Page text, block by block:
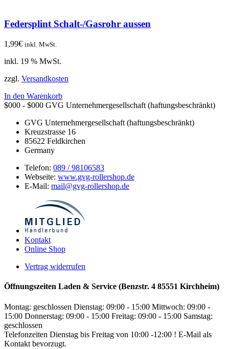
Federsplint Schalt-/Gasrohr aussen
1,99€ inkl. MwSt.
inkl. 19 % MwSt.
zzgl. Versandkosten
In den Warenkorb
$000 - $000 GVG Unternehmergesellschaft (haftungsbeschränkt)
GVG Unternehmergesellschaft (haftungsbeschränkt)
Kreuzstrasse 16
85622 Feldkirchen
Germany
Telefon: 089 / 98106583
Webseite: www.gvg-rollershop.de
E-Mail: mail@gvg-rollershop.de
Kontakt
Online Shop
Vertrag widerrufen
Öffnungszeiten Laden & Service (Benzstr. 4 85551 Kirchheim)
Montag: geschlossen Dienstag: 09:00 - 15:00 Mittwoch: 09:00 -
15:00 Donnerstag: 09:00 - 15:00 Freitag: 09:00 - 15:00 Samstag:
geschlossen
Telefonzeiten Dienstag bis Freitag von 10:00 -12:00 ! E-Mail als
Kontakt bevorzugt.